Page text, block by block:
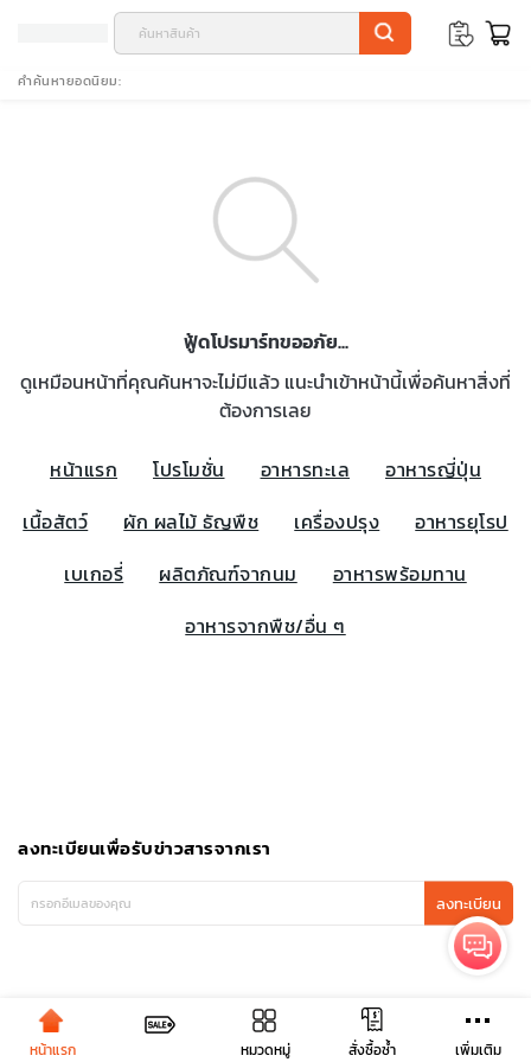
คำค้นหายอดนิยม
ฟู้ดโปรมาร์ทขออภัย...
ดูเหมือนหน้าที่คุณค้นหาจะไม่มีแล้ว แนะนำเข้าหน้านี้เพื่อค้นหาสิ่งที่
ต้องการเลย
หน้าแรก โปรโมชั่น อาหารทะเล
อาหารญี่ปุ่น
เนื้อสัตว์
ผัก ผลไม้ ธัญพืช เครื่องปรุง
อาหารยุโรป
เบเกอรี่
ผลิตภัณฑ์จากนม
อาหารพร้อมทาน
อาหารจากพืช/อื่น ๆ
ลงทะเบียนเพื่อรับข่าวสารจากเรา
ลงทะเบียน
หน้าแรก หมวดหมู่ สั่งซื้อซ้ำ เพิ่มเติม